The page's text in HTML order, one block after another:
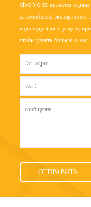
clvehicles является одним
автомобилей,
индивидуальные услуги,
чтобы узнать больше о нас.